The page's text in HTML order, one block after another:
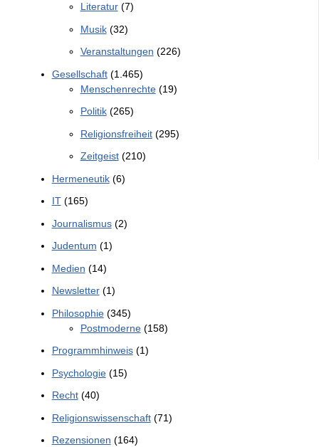
Literatur(7)
Musik(32)
Veranstaltungen (226)
Gesellschaft(1.465)
Menschenrechte(19)
Politik(265)
Religionsfreiheit(295)
Zeitgeist(210)
Hermeneutik(6)
IT(165)
Journalismus(2)
Judentum (1)
Medien (14)
Newsletter(1)
Philosophie(345)
Postmoderne(158)
Programmhinweis(1)
Psychologie(15)
Recht(40)
Religionswissenschaft(71)
Rezensionen (164)